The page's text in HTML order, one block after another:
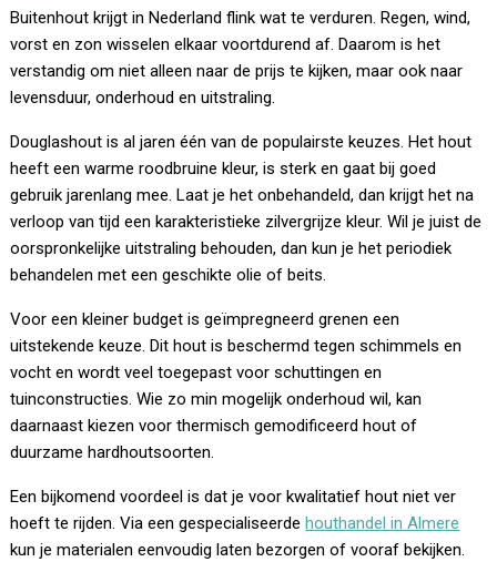
Buitenhout krijgt in Nederland flink wat te verduren. Regen, wind,
vorst en zon wisselen elkaar voortdurend af. Daarom is het
verstandig om niet alleen naar de prijs te kijken, maar ook naar
levensduur, onderhoud en uitstraling.
Douglashout is al jaren één van de populairste keuzes. Het hout
heeft een warme roodbruine kleur, is sterk en gaat bij goed
gebruik jarenlang mee. Laat je het onbehandeld, dan krijgt het na
verloop van tijd een karakteristieke zilvergrijze kleur. Wil je juist de
oorspronkelijke uitstraling behouden, dan kun je het periodiek
behandelen met een geschikte olie of beits.
Voor een kleiner budget is geïmpregneerd grenen een
uitstekende keuze. Dit hout is beschermd tegen schimmels en
vocht en wordt veel toegepast voor schuttingen en
tuinconstructies. Wie zo min mogelijk onderhoud wil, kan
daarnaast kiezen voor thermisch gemodificeerd hout of
duurzame hardhoutsoorten.
Een bijkomend voordeel is dat je voor kwalitatief hout niet ver
hoeft te rijden. Via een gespecialiseerdehouthandel in Almere
kun je materialen eenvoudig laten bezorgen of vooraf bekijken.